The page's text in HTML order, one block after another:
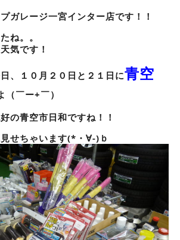
ガレージ一宮インター店です！！
ね。。
気です！
、１０月２０日と２１日に青空
（￣ー+￣）
の青空市日和ですね！！
せちゃいます(*・∀-)ｂ